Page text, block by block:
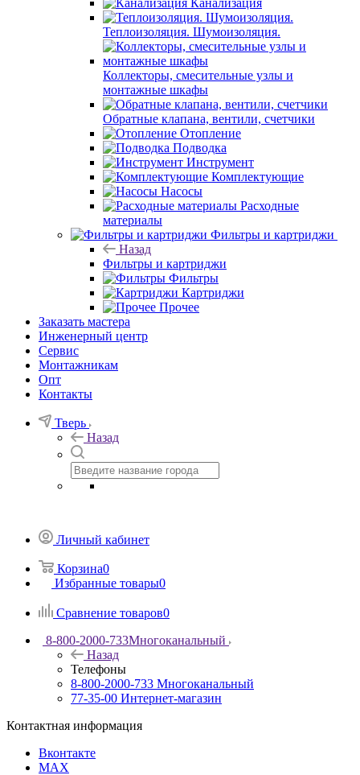
Канализация
Теплоизоляция. Шумоизоляция.
Коллекторы, смесительные узлы и
монтажные шкафы
Обратные клапана, вентили, счетчики
Отопление
Подводка
Инструмент
Комплектующие
Насосы
Расходные
материалы
Фильтры и картриджи
Назад
Фильтры и картриджи
Фильтры
Картриджи
Прочее
Заказать мастера
Инженерный центр
Сервис
Монтажникам
Опт
Контакты
Тверь
Назад
Личный кабинет
Корзина0
Избранные товары0
Сравнение товаров0
8-800-2000-733Многоканальный
Назад
Телефоны
8-800-2000-733 Многоканальный
77-35-00 Интернет-магазин
Контактная информация
Вконтакте
MAX